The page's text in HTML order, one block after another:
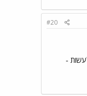
#20
-